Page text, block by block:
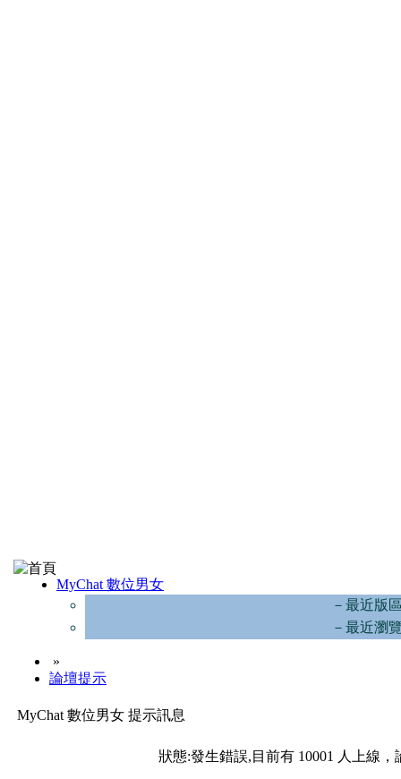
MyChat 數位男女
－最近版
－最近瀏
»
論壇提示
MyChat 數位男女 提示訊息
狀態:發生錯誤,目前有 10001 人上線